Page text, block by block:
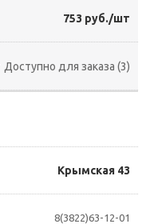
753 руб./шт
Доступно для заказа (3)
Крымская 43
8(3822)63-12-01